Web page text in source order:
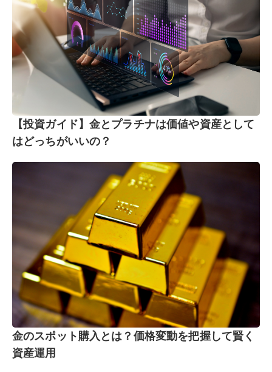
【投資ガイド】金とプラチナは価値や資産として
はどっちがいいの？
金のスポット購入とは？価格変動を把握して賢く
資産運用